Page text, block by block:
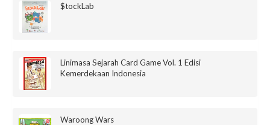
$tockLab
Linimasa Sejarah Card Game Vol. 1 Edisi
Kemerdekaan Indonesia
Waroong Wars